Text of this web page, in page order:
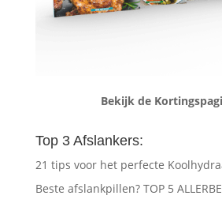
Bekijk de
Top 3 Afslankers:
21 tips voor het perfecte
Beste afslankpillen? TOP 5